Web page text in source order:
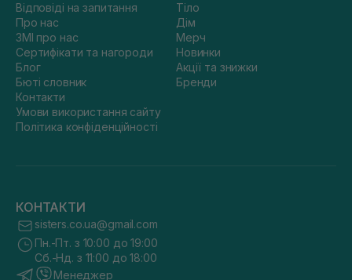
Відповіді на запитання
Про нас
ЗМІ про нас
Сертифікати та нагороди
Блог
Бюті словник
Контакти
Умови використання сайту
Політика конфіденційності
Тіло
Дім
Мерч
Новинки
Акції та знижки
Бренди
КОНТАКТИ
sisters.co.ua@gmail.com
Пн.-Пт. з 10:00 до 19:00
Сб.-Нд. з 11:00 до 18:00
Менеджер